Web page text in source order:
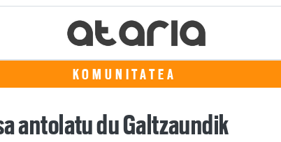
KOMUNITATEA
antolatu du Galtzaundik